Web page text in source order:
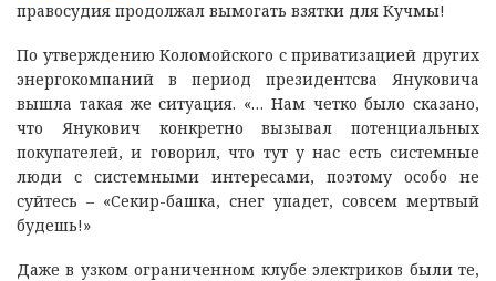
правосудия продолжал вымогать взятки для Кучмы!
По утверждению Коломойского с приватизацией других
энергокомпаний в период президентсва Януковича
вышла такая же ситуация. «… Нам четко было сказано,
что Янукович конкретно вызывал потенциальных
покупателей, и говорил, что тут у нас есть системные
люди с системными интересами, поэтому особо не
суйтесь – «Секир-башка, снег упадет, совсем мертвый
будешь!»
Даже в узком ограниченном клубе электриков были те,